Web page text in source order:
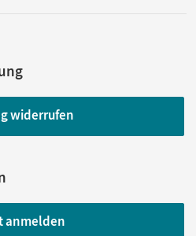
widerrufen
anmelden